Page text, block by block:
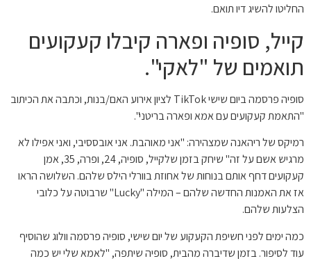
החליטו להשיג דיו תואם.
קייל, סופיה ופארה קיבלו קעקועים
תואמים של "לאקי".
סופיה פרסמה ביום שישי TikTok לציון אירוע האם/בנות, וכתבה את הכיתוב
"התאמת קעקועים עם אמא ופארה בריטני".
רמיקס של ריהאנה שמצהירה: "אני מאוהבת. אני אובססיבי, ואני אפילו לא
מרגיש אשם על זה" שיחק בזמן שלקייל, סופיה, 24, ופרה, 35, אמן
קעקועים דחף אותם בנוחות של אחוזת בוורלי הילס שלהם. השלושה הראו
אז את האמנות החדשה שלהם – המילה "Lucky" שרבוטה על כלובי
הצלעות שלהם.
כמה ימים לפני חשיפת הקעקוע של יום שישי, סופיה פרסמה וולוג שהוסיף
עוד לסיפור. בזמן שדיברה מהבית, סופיה שיתפה, "לאמא שלי יש כמה